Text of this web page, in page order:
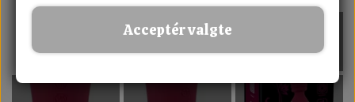
Acceptér valgte